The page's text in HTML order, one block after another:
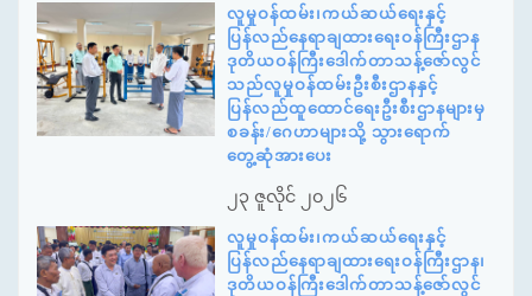
လူမှုဝန်ထမ်း၊ကယ်ဆယ်ရေးနှင့်
ပြန်လည်နေရာချထားရေးဝန်ကြီးဌာန
ဒုတိယဝန်ကြီးဒေါက်တာသန့်ဇော်လွင်
သည်လူမှုဝန်ထမ်းဦးစီးဌာနနှင့်
ပြန်လည်ထူထောင်ရေးဦးစီးဌာနများမှ
စခန်း/ဂေဟာများသို့ သွားရောက်
တွေ့ဆုံအားပေး
၂၃ ဇူလိုင် ၂၀၂၆
လူမှုဝန်ထမ်း၊ကယ်ဆယ်ရေးနှင့်
ပြန်လည်နေရာချထားရေးဝန်ကြီးဌာန၊
ဒုတိယဝန်ကြီးဒေါက်တာသန့်ဇော်လွင်